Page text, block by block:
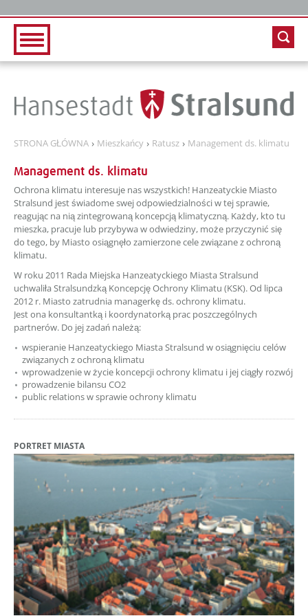
STRONA GŁÓWNA Mieszkańcy Ratusz Management ds. klimatu
Management ds. klimatu
Ochrona klimatu interesuje nas wszystkich! Hanzeatyckie Miasto
Stralsund jest świadome swej odpowiedzialności w tej sprawie,
reagując na nią zintegrowaną koncepcją klimatyczną. Każdy, kto tu
mieszka, pracuje lub przybywa w odwiedziny, może przyczynić się
do tego, by Miasto osiągnęło zamierzone cele związane z ochroną
klimatu.
W roku 2011 Rada Miejska Hanzeatyckiego Miasta Stralsund
uchwaliła Stralsundzką Koncepcję Ochrony Klimatu (KSK). Od lipca
2012 r. Miasto zatrudnia managerkę ds. ochrony klimatu.
Jest ona konsultantką i koordynatorką prac poszczególnych
partnerów. Do jej zadań należą:
wspieranie Hanzeatyckiego Miasta Stralsund w osiągnięciu celów
związanych z ochroną klimatu
wprowadzenie w życie koncepcji ochrony klimatu i jej ciągły rozwój
prowadzenie bilansu CO2
public relations w sprawie ochrony klimatu
PORTRET MIASTA